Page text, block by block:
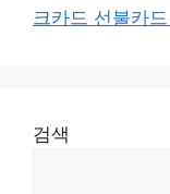
크카드 선불카
검색